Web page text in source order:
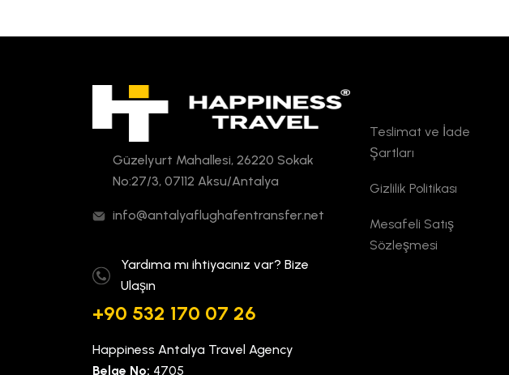
Güzelyurt Mahallesi, 26220 Sokak
No:27/3, 07112 Aksu/Antalya
info@antalyaflughafentransfer.net
Yardıma mı ihtiyacınız var? Bize
Ulaşın
+90 532 170 07 26
Happiness Antalya Travel Agency
Belge No: 4705
Teslimat ve İade
Şartları
Gizlilik Politikası
Mesafeli Satış
Sözleşmesi